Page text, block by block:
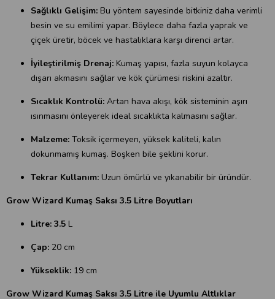
Sağlıklı Gelişim: Bu yöntem sayesinde bitkiniz daha verimli
besin ve su emilimi yapar. Böylece daha fazla yaprak ve
çiçek üretir, böcek ve hastalıklara karşı direnci artar.
İyileştirilmiş Drenaj: Kumaş yapısı, fazla suyun kolayca
dışarı akmasını sağlar ve kök çürümesi riskini azaltır.
Sıcaklık Kontrolü: Artan hava akışı, kök sisteminin aşırı
ısınmasını önleyerek ideal sıcaklıkta kalmasını sağlar.
Malzeme: Toksik içermeyen, yüksek kaliteli, kalın
dokunmamış kumaş. Boşken bile şeklini korur.
Tekrar Kullanım: Uzun ömürlü ve yıkanabilir bir üründür.
Grow Wizard Kumaş Saksı 3.5 Litre Boyutları
Litre: 3.5 L
Çap: 20 cm
Yükseklik: 19 cm
Grow Wizard Kumaş Saksı 3.5 Litre ile Uyumlu Altlıklar